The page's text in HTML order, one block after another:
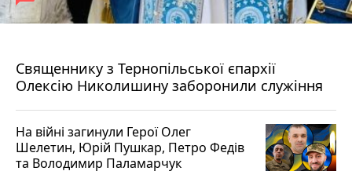
Священнику з Тернопільської єпархії
Олексію Николишину заборонили служіння
На війні загинули Герої Олег
Шелетин, Юрій Пушкар, Петро Федів
та Володимир Паламарчук